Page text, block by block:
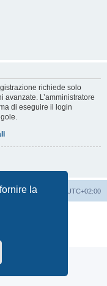
la
richiede solo
avanzate. L’amministratore
di eseguire il login
Tutti gli orari sono UTC+02:00